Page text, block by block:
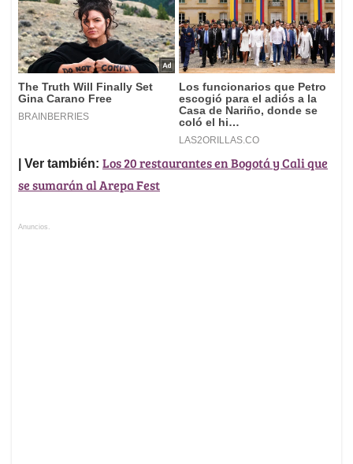
| Ver también: Los 20 restaurantes en Bogotá y Cali que
se sumarán al Arepa Fest
Anuncios.